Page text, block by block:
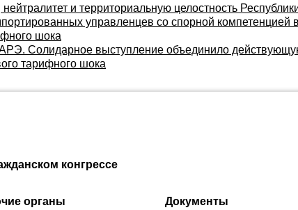
и территориальную целостность
управленцев со спорной компетенцией
шока
Солидарное выступление объединило
тарифного шока
конгрессе
органы Документы